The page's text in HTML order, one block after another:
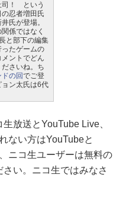
司！ という
忍者増田氏
氏が登場。
係ではなく
と部下の編集
たゲームの
ントでどん
さいね。ち
の回でご登
ン太氏は6代
放送とYouTube Live、
ない方はYouTubeと
ニコ生ユーザーは無料の
い。ニコ生ではみなさ